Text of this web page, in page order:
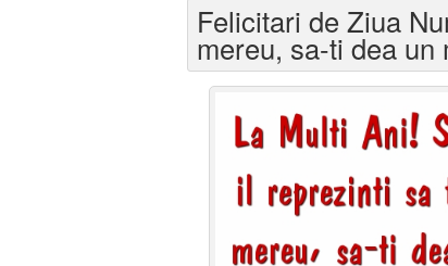
Felicitari de Ziua
mereu, sa-ti dea un